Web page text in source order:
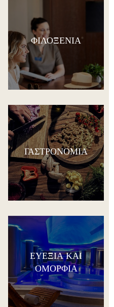
ΦΙΛΟΞΕΝΊΑ
ΓΑΣΤΡΟΝΟΜΊΑ
ΕΥΕΞΊΑ ΚΑΙ
ΟΜΟΡΦΙΆ